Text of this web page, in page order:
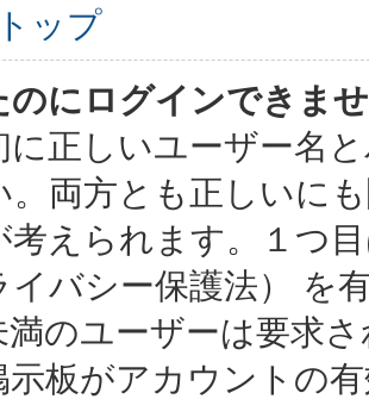
ップ
のにログインできま
に正しいユーザー名
。両方とも正しいに
考えられます。１つ
イバシー保護法） を
満のユーザーは要求
示板がアカウントの